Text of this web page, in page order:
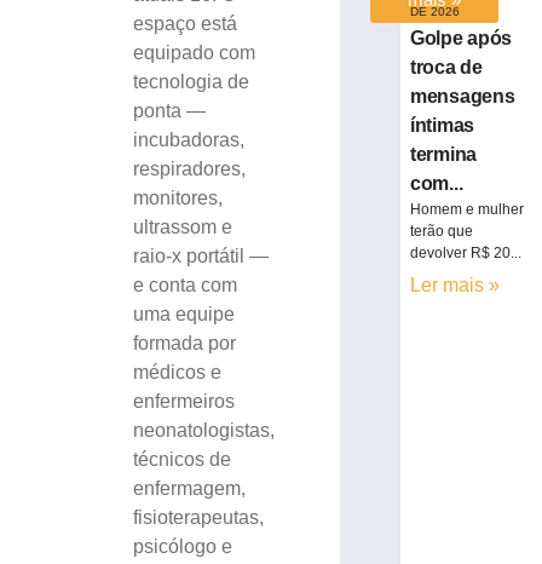
espaço está
equipado com
tecnologia de
ponta —
incubadoras,
respiradores,
monitores,
ultrassom e
raio-x portátil —
e conta com
uma equipe
formada por
médicos e
enfermeiros
neonatologistas,
técnicos de
enfermagem,
fisioterapeutas,
psicólogo e
DE 2026
Golpe após
troca de
mensagens
íntimas
termina
com...
Homem e mulher
terão que
devolver R$ 20...
Ler mais »